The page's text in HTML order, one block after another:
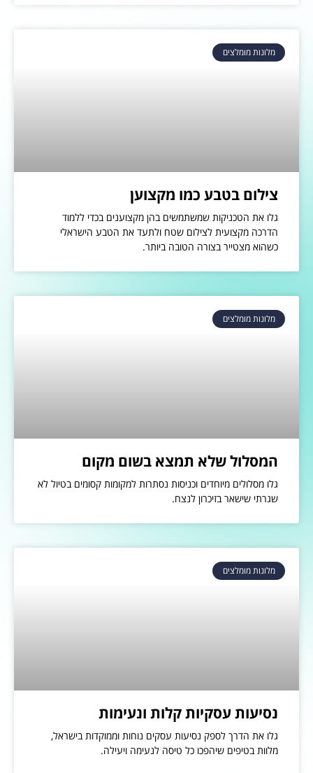
מלונות מומלצים
צילום בטבע כמו מקצוען
גלו את הטכניקות שמשתמשים בהן מקצוענים בכדי ללמוד
הדרכה מקצועית לצילום שטח ולתעד את הטבע הישראלי
כשהוא מצטייר בצורה הטובה ביותר.
מלונות מומלצים
המסלול שלא תמצא בשום מקום
גלו מסלולים מיוחדים וכניסות נסתרות למקומות קסומים בטיול לא
שגרתי שישאר בזיכרון לנצח.
מלונות מומלצים
נסיעות עסקיות קלות ונעימות
גלו את הדרך לספק נסיעות עסקים נוחות וממוקדות בישראל,
מלוות בטיפים שיהפכו כל טיסה לנעימה ויעילה.